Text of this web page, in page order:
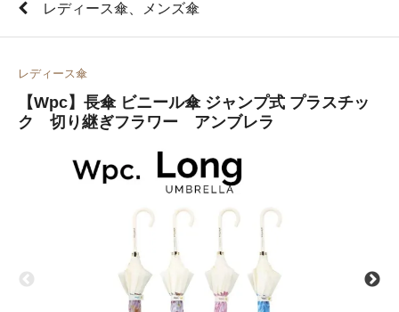
レディース傘、メンズ傘
レディース傘
【Wpc】長傘 ビニール傘 ジャンプ式 プラスチッ
ク 切り継ぎフラワー アンブレラ